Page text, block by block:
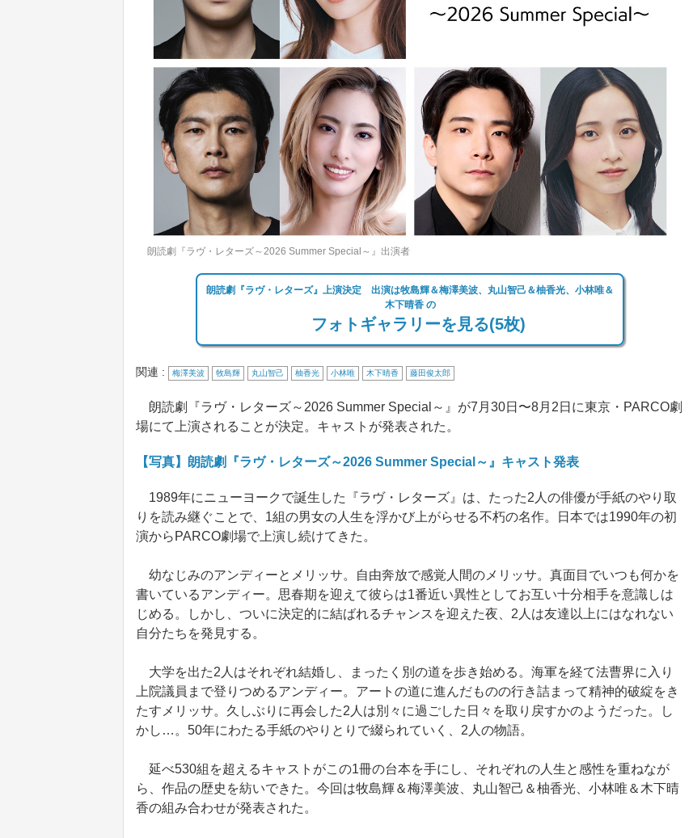
朗読劇『ラヴ・レターズ～2026 Summer Special～』出演者
朗読劇『ラヴ・レターズ』上演決定 出演は牧島輝＆梅澤美波、丸山智己＆柚香光、小林唯＆
木下晴香 の
フォトギャラリーを見る(5枚)
関連 : 梅澤美波 牧島輝 丸山智己 柚香光 小林唯 木下晴香 藤田俊太郎
朗読劇『ラヴ・レターズ～2026 Summer Special～』が7月30日〜8月2日に東京・PARCO劇
場にて上演されることが決定。キャストが発表された。
【写真】朗読劇『ラヴ・レターズ～2026 Summer Special～』キャスト発表
1989年にニューヨークで誕生した『ラヴ・レターズ』は、たった2人の俳優が手紙のやり取
りを読み継ぐことで、1組の男女の人生を浮かび上がらせる不朽の名作。日本では1990年の初
演からPARCO劇場で上演し続けてきた。
幼なじみのアンディーとメリッサ。自由奔放で感覚人間のメリッサ。真面目でいつも何かを
書いているアンディー。思春期を迎えて彼らは1番近い異性としてお互い十分相手を意識しは
じめる。しかし、ついに決定的に結ばれるチャンスを迎えた夜、2人は友達以上にはなれない
自分たちを発見する。
大学を出た2人はそれぞれ結婚し、まったく別の道を歩き始める。海軍を経て法曹界に入り
上院議員まで登りつめるアンディー。アートの道に進んだものの行き詰まって精神的破綻をき
たすメリッサ。久しぶりに再会した2人は別々に過ごした日々を取り戻すかのようだった。し
かし…。50年にわたる手紙のやりとりで綴られていく、2人の物語。
延べ530組を超えるキャストがこの1冊の台本を手にし、それぞれの人生と感性を重ねなが
ら、作品の歴史を紡いできた。今回は牧島輝＆梅澤美波、丸山智己＆柚香光、小林唯＆木下晴
香の組み合わせが発表された。